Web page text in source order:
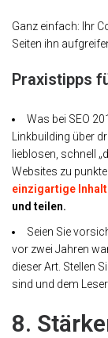
Ganz einfach: Ihr
Seiten ihn
Praxistipps
Was bei SEO
Linkbuilding über
lieblosen, schnell
Websites zu
einzigartige
und teilen.
Seien Sie
vor zwei Jahren
dieser Art. Stellen
sind und dem
8.